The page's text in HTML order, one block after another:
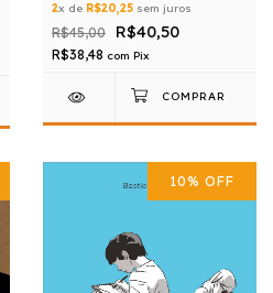
2x de R$20,25 sem juros
R$45,00 R$40,50
R$38,48 com Pix
10% OFF